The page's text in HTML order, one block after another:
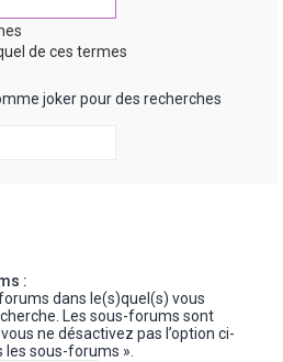
de ces termes
joker pour des recherches
:
dans le(s)quel(s) vous
Les sous-forums sont
ne désactivez pas l’option ci-
les sous-forums ».